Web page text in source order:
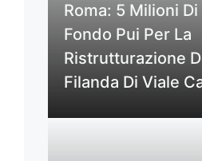
Roma: 5 Milioni Di
Fondo Pui Per La
Ristrutturazione
Filanda Di Viale